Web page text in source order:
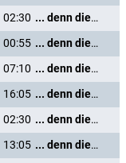
02:30
... denn die Musik und die Liebe in Tirol
00:55
... denn die Musik und die Liebe in Tirol
07:10
... denn die Musik und die Liebe in Tirol
16:05
... denn die Musik und die Liebe in Tirol
02:30
... denn die Musik und die Liebe in Tirol
13:05
... denn die Musik und die Liebe in Tirol